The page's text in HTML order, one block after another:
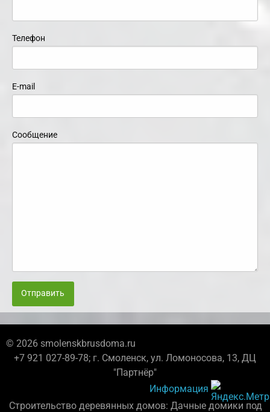
Телефон
E-mail
Сообщение
Отправить
© 2026 smolenskbrusdoma.ru
+7 921 027-89-78; г. Смоленск, ул. Ломоносова, 13, ДЦ
"Партнёр"
Информация
Строительство деревянных домов: Дачные домики под